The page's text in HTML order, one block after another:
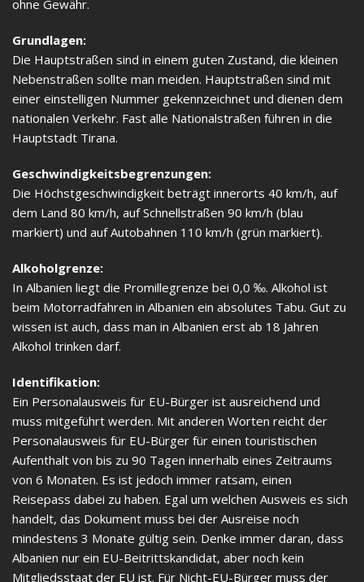
ohne Gewähr.
Grundlagen:
Die Hauptstraßen sind in einem guten Zustand, die kleinen
Nebenstraßen sollte man meiden. Hauptstraßen sind mit
einer einstelligen Nummer gekennzeichnet und dienen dem
nationalen Verkehr. Fast alle Nationalstraßen führen in die
Hauptstadt Tirana.
Geschwindigkeitsbegrenzungen:
Die Höchstgeschwindigkeit beträgt innerorts 40 km/h, auf
dem Land 80 km/h, auf Schnellstraßen 90 km/h (blau
markiert) und auf Autobahnen 110 km/h (grün markiert).
Alkoholgrenze:
In Albanien liegt die Promillegrenze bei 0,0 ‰. Alkohol ist
beim Motorradfahren in Albanien ein absolutes Tabu. Gut zu
wissen ist auch, dass man in Albanien erst ab 18 Jahren
Alkohol trinken darf.
Identifikation:
Ein Personalausweis für EU-Bürger ist ausreichend und
muss mitgeführt werden. Mit anderen Worten reicht der
Personalausweis für EU-Bürger für einen touristischen
Aufenthalt von bis zu 90 Tagen innerhalb eines Zeitraums
von 6 Monaten. Es ist jedoch immer ratsam, einen
Reisepass dabei zu haben. Egal um welchen Ausweis es sich
handelt, das Dokument muss bei der Ausreise noch
mindestens 3 Monate gültig sein. Denke immer daran, dass
Albanien nur ein EU-Beitrittskandidat, aber noch kein
Mitgliedsstaat der EU ist. Für Nicht-EU-Bürger muss der